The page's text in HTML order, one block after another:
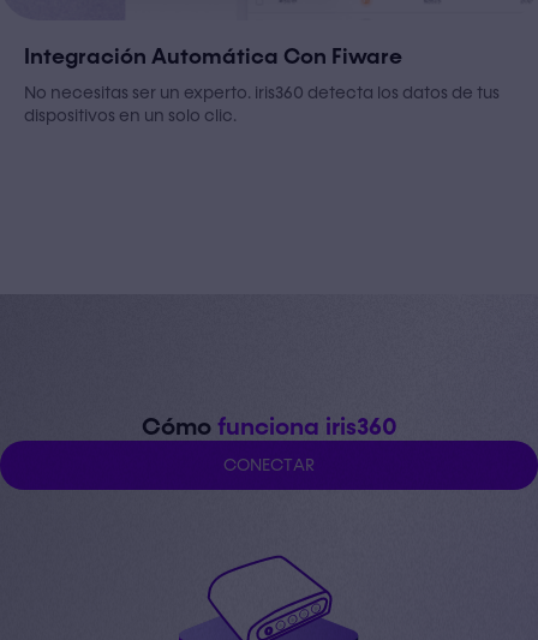
Integración Automática Con Fiware
No necesitas ser un experto. iris360 detecta los datos de tus
dispositivos en un solo clic.
Cómofunciona iris360
CONECTAR